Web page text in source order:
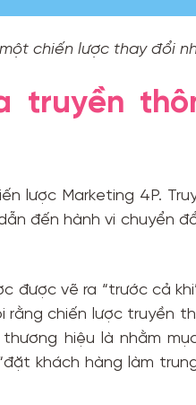
chiến lược thay đổi
truyền
lược Marketing 4P.
đến hành vi chuyển
được vẽ ra “trước cả
rằng chiến lược truyền
hiệu là nhằm
khách hàng làm